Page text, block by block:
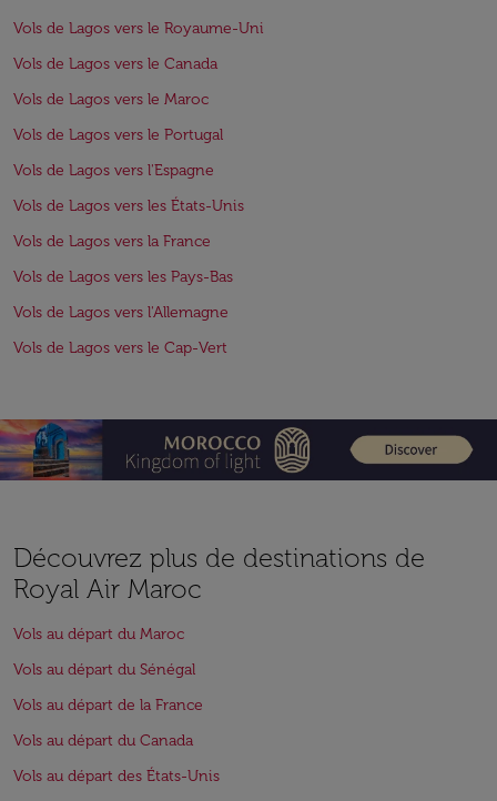
Vols de Lagos vers le Royaume-Uni
Vols de Lagos vers le Canada
Vols de Lagos vers le Maroc
Vols de Lagos vers le Portugal
Vols de Lagos vers l'Espagne
Vols de Lagos vers les États-Unis
Vols de Lagos vers la France
Vols de Lagos vers les Pays-Bas
Vols de Lagos vers l'Allemagne
Vols de Lagos vers le Cap-Vert
Découvrez plus de destinations de
Royal Air Maroc
Vols au départ du Maroc
Vols au départ du Sénégal
Vols au départ de la France
Vols au départ du Canada
Vols au départ des États-Unis